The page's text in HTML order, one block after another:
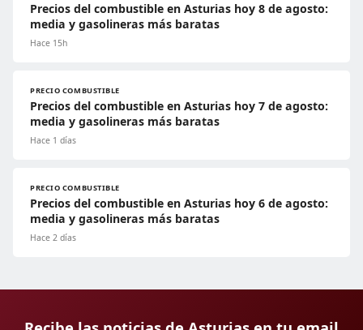
Precios del combustible en Asturias hoy 8 de agosto:
media y gasolineras más baratas
Hace 15h
PRECIO COMBUSTIBLE
Precios del combustible en Asturias hoy 7 de agosto:
media y gasolineras más baratas
Hace 1 días
PRECIO COMBUSTIBLE
Precios del combustible en Asturias hoy 6 de agosto:
media y gasolineras más baratas
Hace 2 días